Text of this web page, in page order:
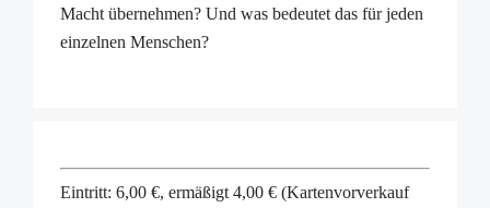
Macht übernehmen? Und was bedeutet das für jeden
einzelnen Menschen?
Eintritt: 6,00 €, ermäßigt 4,00 € (Kartenvorverkauf